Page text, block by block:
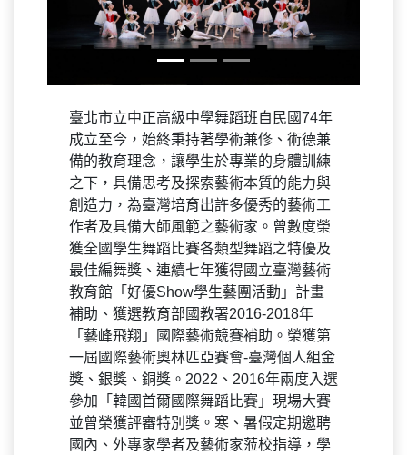
臺北市立中正高級中學舞蹈班自民國74年
成立至今，始終秉持著學術兼修、術德兼
備的教育理念，讓學生於專業的身體訓練
之下，具備思考及探索藝術本質的能力與
創造力，為臺灣培育出許多優秀的藝術工
作者及具備大師風範之藝術家。曾數度榮
獲全國學生舞蹈比賽各類型舞蹈之特優及
最佳編舞獎、連續七年獲得國立臺灣藝術
教育館「好優Show學生藝團活動」計畫
補助、獲選教育部國教署2016-2018年
「藝峰飛翔」國際藝術競賽補助。榮獲第
一屆國際藝術奧林匹亞賽會-臺灣個人組金
獎、銀獎、銅獎。2022、2016年兩度入選
參加「韓國首爾國際舞蹈比賽」現場大賽
並曾榮獲評審特別獎。寒、暑假定期邀聘
國內、外專家學者及藝術家蒞校指導，學